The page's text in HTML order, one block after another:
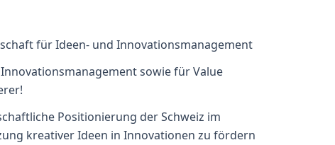
für Ideen- und Innovationsmanagement
sowie für Value
Positionierung der Schweiz im
kreativer Ideen in Innovationen zu fördern